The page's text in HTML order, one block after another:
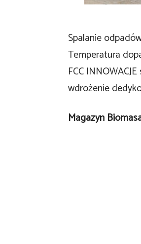
Spalanie
Temperatura
FCC
wdrożenie
Magazyn